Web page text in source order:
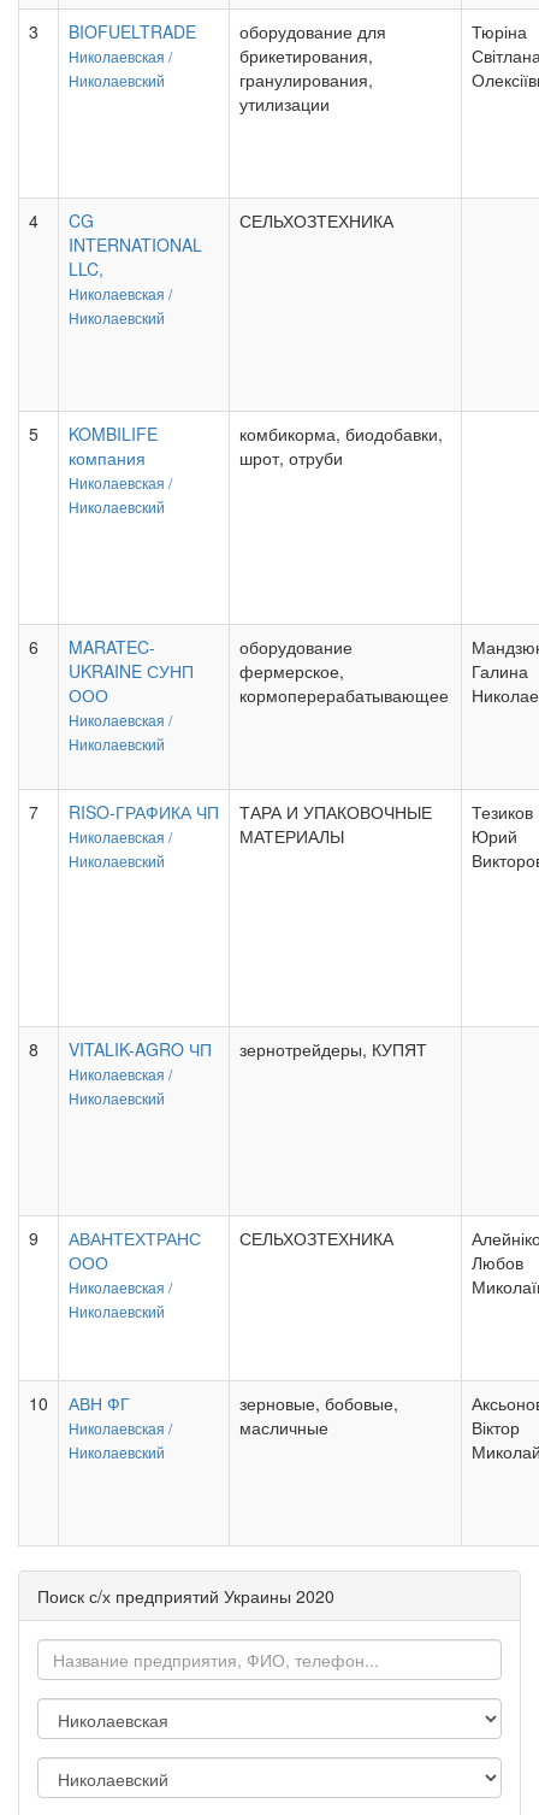
3
BIOFUELTRADE
Николаевская /
Николаевский
оборудование для
брикетирования,
гранулирования,
утилизации
Тюріна
4
CG
INTERNATIONAL
LLC,
Николаевская /
Николаевский
СЕЛЬХОЗТЕХНИКА
5
KOMBILIFE
компания
Николаевская /
Николаевский
комбикорма, биодобавки,
шрот, отруби
6
MARATEC-
UKRAINE СУНП
ООО
Николаевская /
Николаевский
оборудование
фермерское,
кормоперерабатывающее
Галина
7 RISO-ГРАФИКА ЧП
Николаевская /
Николаевский
ТАРА И УПАКОВОЧНЫЕ
МАТЕРИАЛЫ
Тезиков
Юрий
8 VITALIK-AGRO ЧП
Николаевская /
Николаевский
зернотрейдеры, КУПЯТ
9
АВАНТЕХТРАНС
ООО
Николаевская /
Николаевский
СЕЛЬХОЗТЕХНИКА
Любов
10 АВН ФГ
Николаевская /
Николаевский
зерновые, бобовые,
масличные
Віктор
Поиск с/х предприятий Украины 2020